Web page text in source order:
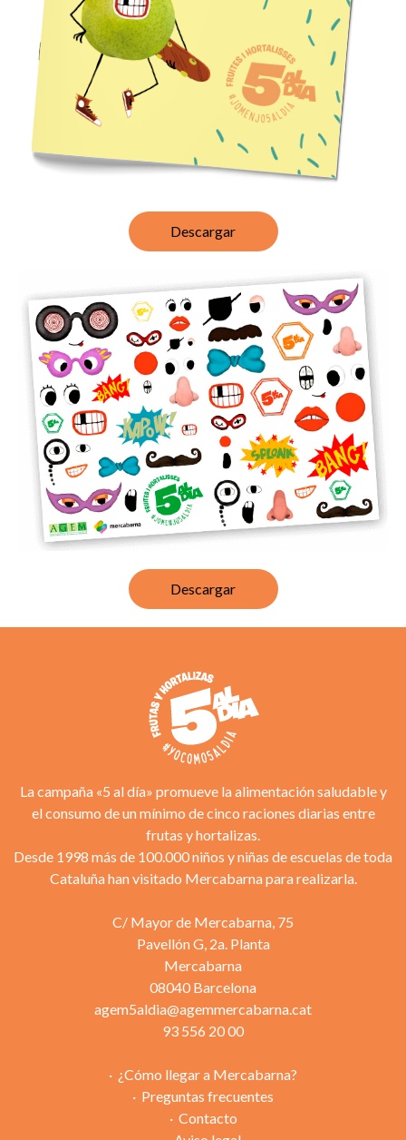
Descargar
Descargar
La campaña «5 al día» promueve la alimentación saludable y
el consumo de un mínimo de cinco raciones diarias entre
frutas y hortalizas.
Desde 1998 más de 100.000 niños y niñas de escuelas de toda
Cataluña han visitado Mercabarna para realizarla.
C/ Mayor de Mercabarna, 75
Pavellón G, 2a. Planta
Mercabarna
08040 Barcelona
agem5aldia@agemmercabarna.cat
93 556 20 00
¿Cómo llegar a Mercabarna?
Preguntas frecuentes
Contacto